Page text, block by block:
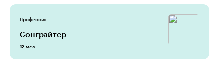
Профессия
Сонграйтер
12 мес